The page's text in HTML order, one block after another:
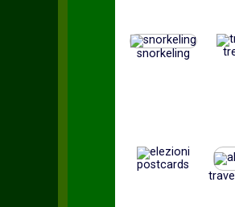
snorkeling
postcards